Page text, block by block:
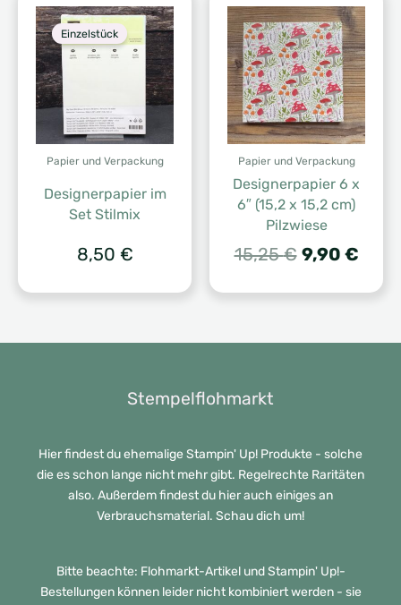
Einzelstück
Papier und Verpackung
Designerpapier im
Set Stilmix
8,50 €
Papier und Verpackung
Designerpapier 6 x
6″ (15,2 x 15,2 cm)
Pilzwiese
15,25€
war:
9,90 €
ist:
Stempelflohmarkt
Hier findest du ehemalige Stampin' Up! Produkte - solche
die es schon lange nicht mehr gibt. Regelrechte Raritäten
also. Außerdem findest du hier auch einiges an
Verbrauchsmaterial. Schau dich um!
Bitte beachte: Flohmarkt-Artikel und Stampin' Up!-
Bestellungen können leider nicht kombiniert werden - sie